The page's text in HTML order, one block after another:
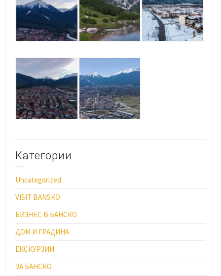
Категории
Uncategorized
VISIT BANSKO
БИЗНЕС В БАНСКО
ДОМ И ГРАДИНА
ЕКСКУРЗИИ
ЗА БАНСКО